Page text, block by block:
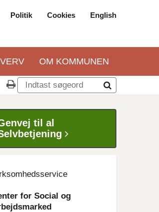
Politik Cookies English
OM KOMMUNEN
til al
for Social og